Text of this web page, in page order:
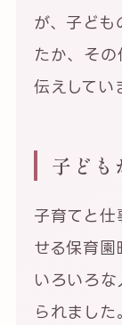
が、子ども
たか、そ
伝えしてい
子ども
子育てと仕
せる保育園
いろいろな
られました